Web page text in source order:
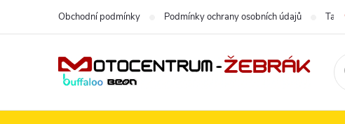
Obchodní podmínky Podmínky ochrany osobních údajů